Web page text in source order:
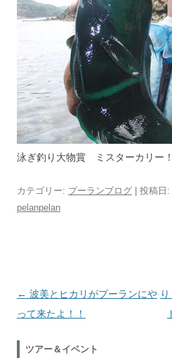
泳ぎ釣り大物賞 ミスターカリー！
カテゴリー: プーランブログ | 投稿日:
pelanpelan
投稿ナビゲーション
← 波美とヒカリがプーランにや
って来たよ！！
ツアー＆イベント